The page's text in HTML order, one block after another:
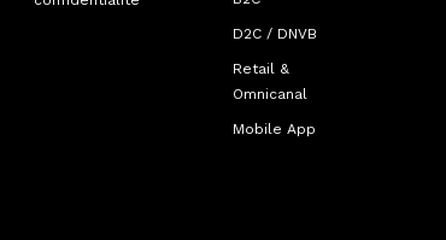
D2C / DNVB
Retail &
Omnicanal
Mobile App